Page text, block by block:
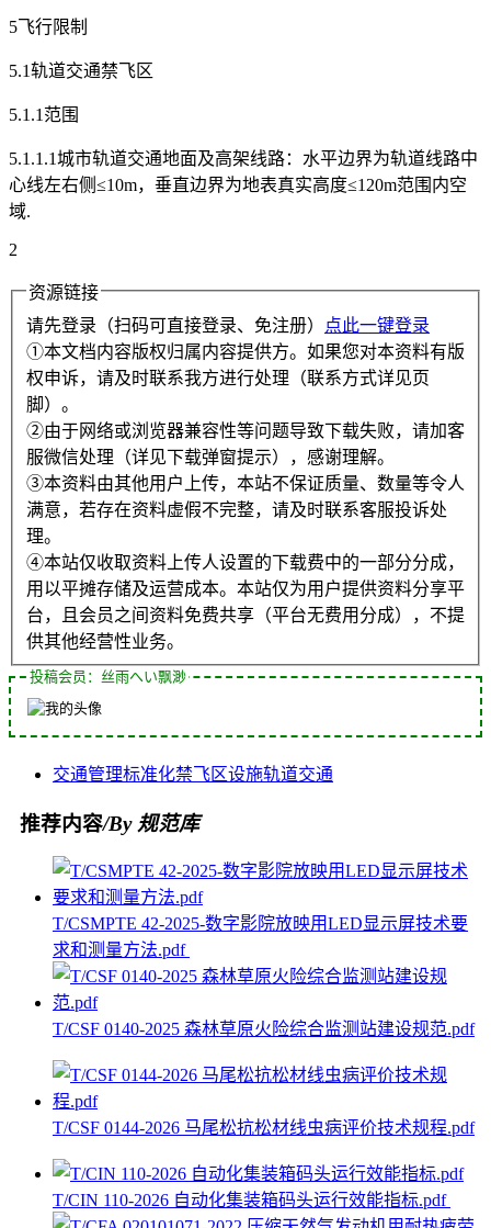
5飞行限制
5.1轨道交通禁飞区
5.1.1范围
5.1.1.1城市轨道交通地面及高架线路：水平边界为轨道线路中
心线左右侧≤10m，垂直边界为地表真实高度≤120m范围内空
域.
2
资源链接
请先登录（扫码可直接登录、免注册）
点此一键登录
①本文档内容版权归属内容提供方。如果您对本资料有版
权申诉，请及时联系我方进行处理（联系方式详见页
脚）。
②由于网络或浏览器兼容性等问题导致下载失败，请加客
服微信处理（详见下载弹窗提示），感谢理解。
③本资料由其他用户上传，本站不保证质量、数量等令人
满意，若存在资料虚假不完整，请及时联系客服投诉处
理。
④本站仅收取资料上传人设置的下载费中的一部分分成，
用以平摊存储及运营成本。本站仅为用户提供资料分享平
台，且会员之间资料免费共享（平台无费用分成），不提
供其他经营性业务。
投稿会员：丝雨へい飘渺
交通管理标准化禁飞区设施轨道交通
推荐内容/By 规范库
T/CSMPTE 42-2025-数字影院放映用LED显示屏技术要
求和测量方法.pdf
T/CSF 0140-2025 森林草原火险综合监测站建设规范.pdf
T/CSF 0144-2026 马尾松抗松材线虫病评价技术规程.pdf
T/CIN 110-2026 自动化集装箱码头运行效能指标.pdf